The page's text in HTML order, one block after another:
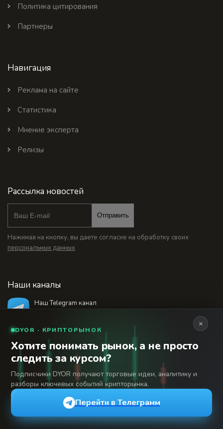
Политика цитирования
Партнеры
Навигация
Реклама на сайте
Статистика
Мнение эксперта
Релизы
Рассылка новостей
Отправить
Нажимая на кнопку, вы даете согласие на обработку своих
персональных данных
Наши каналы
Наш Telegram канал
18+
© 2026 Финансовый интернет-портал «Банки
Сегодня». Используя сайт BanksToday.net вы
пользовательским соглашением
Сетевое издание «Банки Сегодня» зарегистрировано
Федеральной службой по надзору в сфере связи,
информационных технологий и массовых коммуникаций,
регистрационный номер: серия Эл № 04-216902
×
DYOR · КРИПТОРЫНОК
Хотите понимать рынок, а не просто
следить за курсом?
Подписчики DYOR получают торговые идеи, аналитику и
разборы ключевых событий крипторынка.
Перейти в Телеграмм